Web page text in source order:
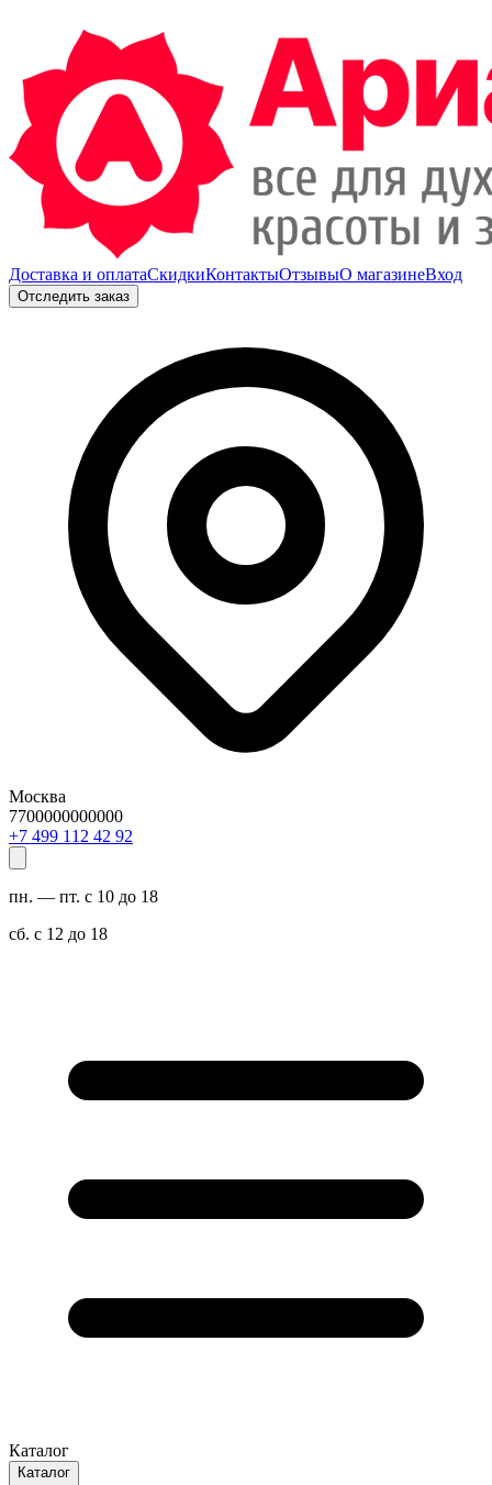
Доставка и оплатаСкидкиКонтактыОтзывыО магазинеВход
Отследить заказ
Москва
7700000000000
29 24 211 994 7+
пн. — пт. с 10 до 18
сб. с 12 до 18
Каталог
Каталог